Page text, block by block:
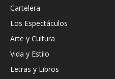
Cartelera
Los Espectáculos
Arte y Cultura
Vida y Estilo
Letras y Libros